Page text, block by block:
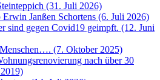
(31. Juli 2026)
Erwin Janßen Schortens (6. Juli 2026)
sind gegen Covid19 geimpft. (12. Juni
(7. Oktober 2025)
nach über 30